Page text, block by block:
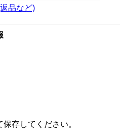
品など)
存してください。